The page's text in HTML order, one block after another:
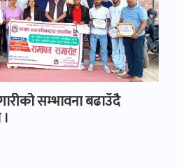
सम्भावना बढाउँदै